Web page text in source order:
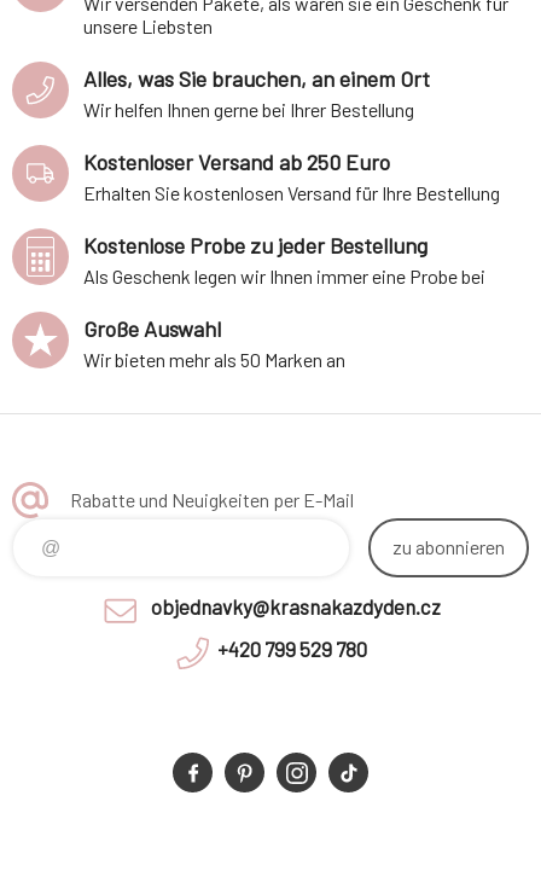
unsere Liebsten
Alles, was Sie brauchen, an einem Ort
Wir helfen Ihnen gerne bei Ihrer Bestellung
Kostenloser Versand ab 250 Euro
Erhalten Sie kostenlosen Versand für Ihre Bestellung
Kostenlose Probe zu jeder Bestellung
Als Geschenk legen wir Ihnen immer eine Probe bei
Große Auswahl
Wir bieten mehr als 50 Marken an
Rabatte und Neuigkeiten per E-Mail
zu abonnieren
objednavky@krasnakazdyden.cz
+420 799 529 780